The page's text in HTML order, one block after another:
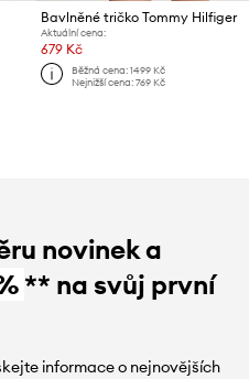
Bavlněné tričko Tommy Hilfiger
Aktuální cena:
679 Kč
Běžná cena: 1499 Kč
Nejnižší cena: 769 Kč
novinek a
** na svůj první
informace o nejnovějších